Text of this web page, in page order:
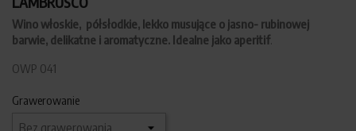
Wino włoskie, półsłodkie, lekko musujące o jasno- rubinowej
barwie, delikatne i aromatyczne. Idealne jako aperitif
OWP 041
Grawerowanie